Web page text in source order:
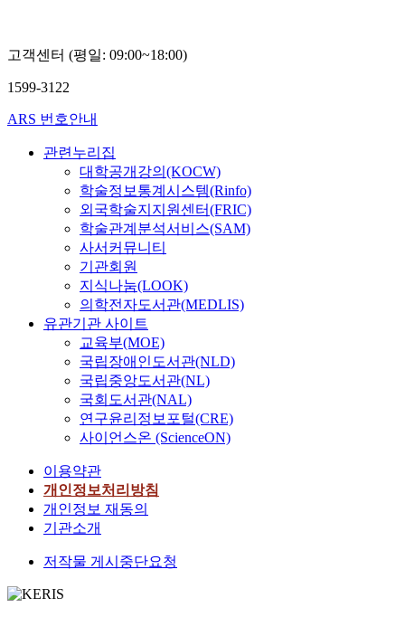
고객센터 (평일: 09:00~18:00)
1599-3122
ARS 번호안내
관련누리집
대학공개강의(KOCW)
학술정보통계시스템(Rinfo)
외국학술지지원센터(FRIC)
학술관계분석서비스(SAM)
사서커뮤니티
기관회원
지식나눔(LOOK)
의학전자도서관(MEDLIS)
유관기관 사이트
교육부(MOE)
국립장애인도서관(NLD)
국립중앙도서관(NL)
국회도서관(NAL)
연구윤리정보포털(CRE)
사이언스온 (ScienceON)
이용약관
개인정보처리방침
개인정보 재동의
기관소개
저작물 게시중단요청